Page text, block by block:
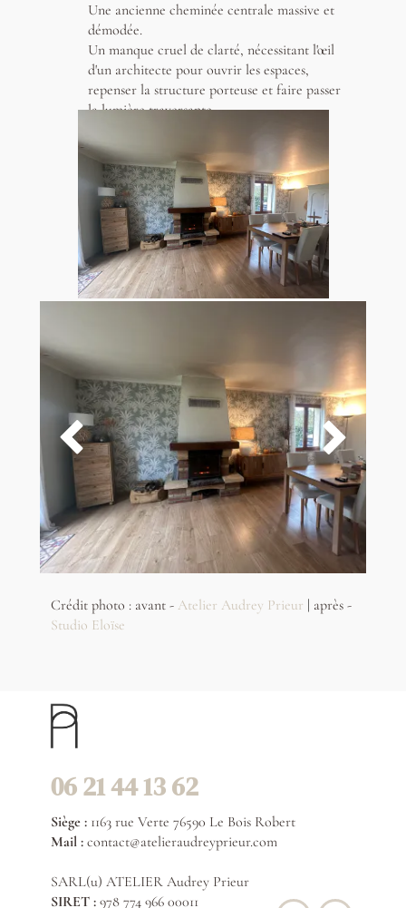
06 21 44 13 62
Siège : 1163 rue Verte 76590 Le Bois Robert
Mail : contact@atelieraudreyprieur.com
SARL(u) ATELIER Audrey Prieur
SIRET : 978 774 966 00011
Une ancienne cheminée centrale massive et
démodée.
Un manque cruel de clarté, nécessitant l'œil
d'un architecte pour ouvrir les espaces,
repenser la structure porteuse et faire passer
la lumière traversante.
 
Crédit photo : avant - Atelier Audrey Prieur | après -
Studio Eloïse